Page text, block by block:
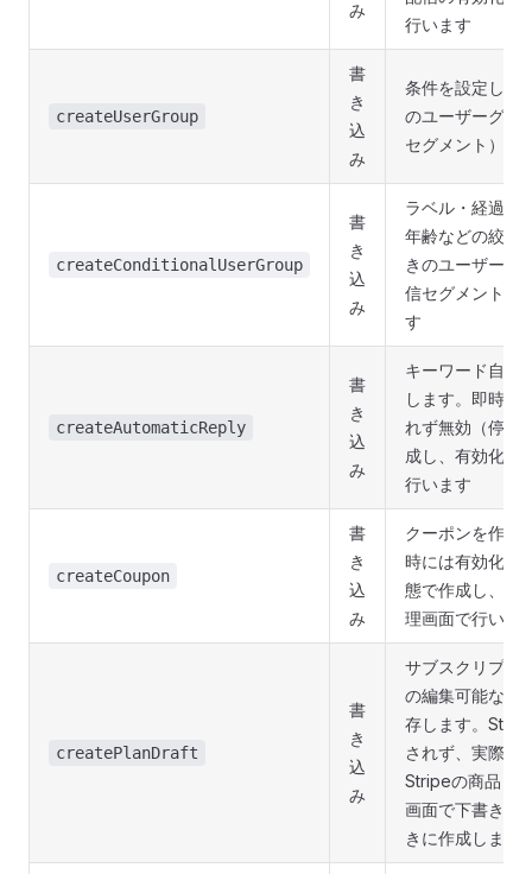
み
行います
createUserGroup
書
き
込
み
条件を設定しな
のユーザーグル
セグメント）を
createConditionalUserGroup
書
き
込
み
ラベル・経過日
年齢などの絞り
きのユーザーグ
信セグメント）
す
createAutomaticReply
書
き
込
み
キーワード自動
します。即時に
れず無効（停止
成し、有効化は
行います
createCoupon
書
き
込
み
クーポンを作成
時には有効化さ
態で作成し、配
理画面で行いま
createPlanDraft
書
き
込
み
サブスクリプシ
の編集可能な
存します。
されず、実際の
Stripeの商品・
画面で下書きを
きに作成します